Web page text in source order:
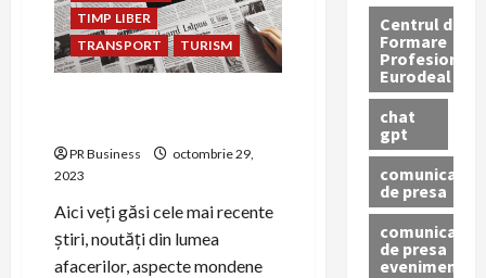
TIMP LIBER
TRANSPORT
TURISM
PR Business
octombrie 29,
2023
Aici veți găsi cele mai recente
știri, noutăți din lumea
afacerilor, aspecte mondene
Centrul de
Formare
Profesionala
Eurodeal
chat
gpt
comunicat
de presa
comunicat
de presa
eveniment